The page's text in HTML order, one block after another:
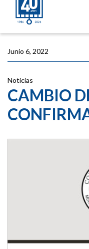
Junio 6, 2022
Noticias
CAMBIO